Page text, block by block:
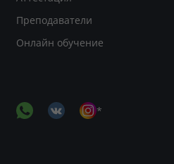
Преподаватели
Онлайн обучение
*